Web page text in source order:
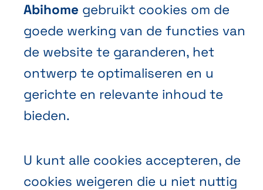
Abihome NL
Abihome gebruikt cookies om de
goede werking van de functies van
de website te garanderen, het
ontwerp te optimaliseren en u
gerichte en relevante inhoud te
bieden.
U kunt alle cookies accepteren, de
cookies weigeren die u niet nuttig